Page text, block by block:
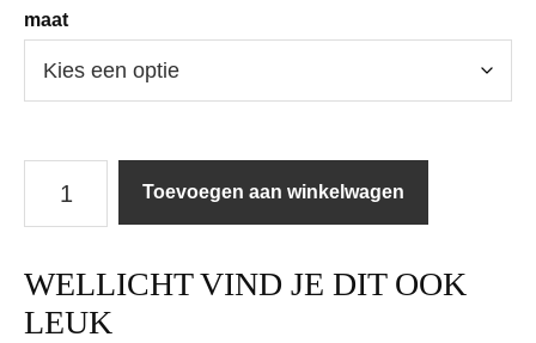
maat
Cain
|
|
/
Toevoegen aan winkelwagen
WELLICHT VIND JE DIT OOK
LEUK